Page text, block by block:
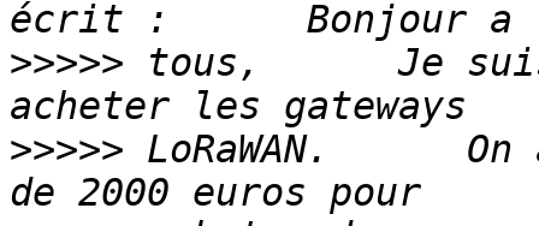
>>>>> tous,      Je
>>>>> LoRaWAN.